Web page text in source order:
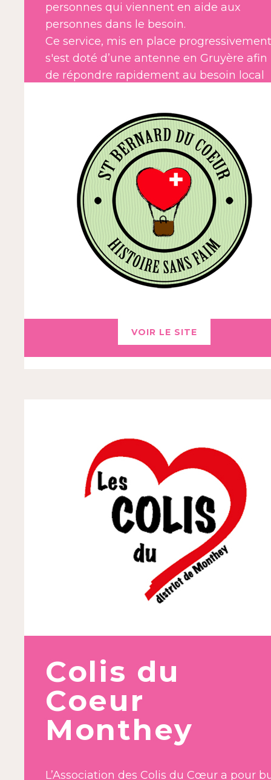
personnes qui viennent en aide aux
personnes dans le besoin.
Ce service, mis en place
s'est doté d’une antenne en Gruyère afin
de répondre rapidement au besoin local
VOIR LE SITE
Colis du
Coeur
Monthey
L’Association des Colis du Cœur a pour